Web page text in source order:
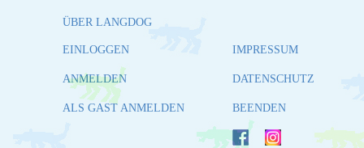
ÜBER LANGDOG
EINLOGGEN
ANMELDEN
ALS GAST ANMELDEN
IMPRESSUM
DATENSCHUTZ
BEENDEN